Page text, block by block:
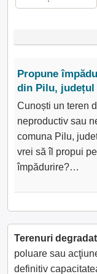
Propune
din Pilu, județul
Cunoști un teren
neproductiv sau
comuna Pilu,
vrei să îl propui
împădurire?…
Terenuri
poluare sau
definitiv